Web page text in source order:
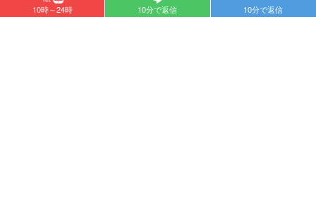
ために何着もコスプレ衣装を用意している女性もいます。
10時～24時 10分で返信 10分で返信